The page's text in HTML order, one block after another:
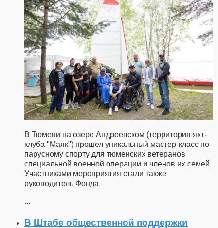
В Тюмени на озере Андреевском (территория яхт-
клуба "Маяк") прошел уникальный мастер-класс по
парусному спорту для тюменских ветеранов
специальной военной операции и членов их семей.
Участниками мероприятия стали также
руководитель Фонда
...
В Штабе общественной поддержки